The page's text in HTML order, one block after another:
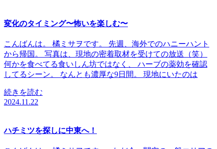
変化のタイミング〜怖いを楽しむ〜
こんばんは。 橘ミサヲです。 先週、海外でのハニーハント
から帰国。 写真は、現地の密着取材を受けての放送（笑）
何かを食べてる食いしん坊ではなく、 ハーブの薬効を確認
してるシーン。 なんとも濃厚な9日間。 現地にいたのは
続きを読む
2024.11.22
ハチミツを探しに中東へ！